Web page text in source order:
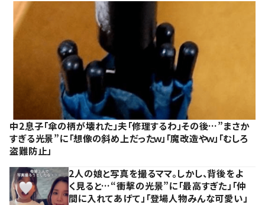
中2息子「傘の柄が壊れた」夫「修理するわ」その後…”まさか
すぎる光景”に「想像の斜め上だったｗ」「魔改造やｗ」「むしろ
盗難防止」
2人の娘と写真を撮るママ。しかし、背後をよ
く見ると…“衝撃の光景”に「最高すぎた」「仲
間に入れてあげて」「登場人物みんな可愛い」